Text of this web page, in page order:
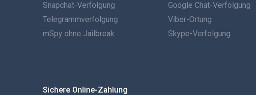
Snapchat-Verfolgung
Telegrammverfolgung
mSpy ohne Jailbreak
Google Chat-Verfolgung
Viber-Ortung
Skype-Verfolgung
Sichere Online-Zahlung